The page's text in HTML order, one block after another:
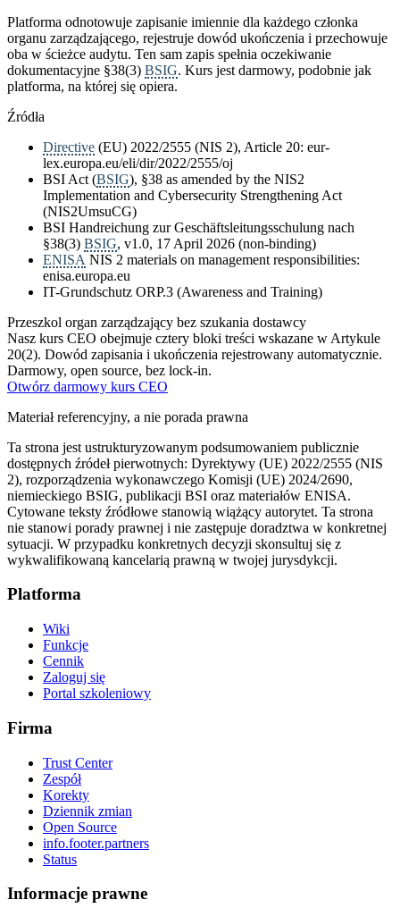
Platforma odnotowuje zapisanie imiennie dla każdego członka
organu zarządzającego, rejestruje dowód ukończenia i przechowuje
oba w ścieżce audytu. Ten sam zapis spełnia oczekiwanie
dokumentacyjne §38(3) BSIG. Kurs jest darmowy, podobnie jak
platforma, na której się opiera.
Źródła
Directive (EU) 2022/2555 (NIS 2), Article 20: eur-
lex.europa.eu/eli/dir/2022/2555/oj
BSI Act (BSIG), §38 as amended by the NIS2
Implementation and Cybersecurity Strengthening Act
(NIS2UmsuCG)
BSI Handreichung zur Geschäftsleitungsschulung nach
§38(3) BSIG, v1.0, 17 April 2026 (non-binding)
ENISA NIS 2 materials on management responsibilities:
enisa.europa.eu
IT-Grundschutz ORP.3 (Awareness and Training)
Przeszkol organ zarządzający bez szukania dostawcy
Nasz kurs CEO obejmuje cztery bloki treści wskazane w Artykule
20(2). Dowód zapisania i ukończenia rejestrowany automatycznie.
Darmowy, open source, bez lock-in.
Otwórz darmowy kurs CEO
Materiał referencyjny, a nie porada prawna
Ta strona jest ustrukturyzowanym podsumowaniem publicznie
dostępnych źródeł pierwotnych: Dyrektywy (UE) 2022/2555 (NIS
2), rozporządzenia wykonawczego Komisji (UE) 2024/2690,
niemieckiego BSIG, publikacji BSI oraz materiałów ENISA.
Cytowane teksty źródłowe stanowią wiążący autorytet. Ta strona
nie stanowi porady prawnej i nie zastępuje doradztwa w konkretnej
sytuacji. W przypadku konkretnych decyzji skonsultuj się z
wykwalifikowaną kancelarią prawną w twojej jurysdykcji.
Platforma
Wiki
Funkcje
Cennik
Zaloguj się
Portal szkoleniowy
Firma
Trust Center
Zespół
Korekty
Dziennik zmian
Open Source
info.footer.partners
Status
Informacje prawne